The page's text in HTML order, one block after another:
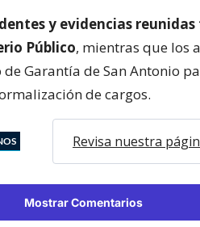
y evidencias
Público, mientras que los
Garantía de San Antonio
de cargos.
Revisa nuestra
Mostrar Comentarios